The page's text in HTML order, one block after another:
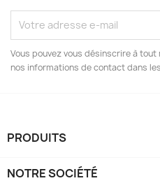
Vous pouvez vous désinscrire à
nos informations de contact dans
PRODUITS
NOTRE SOCIÉTÉ